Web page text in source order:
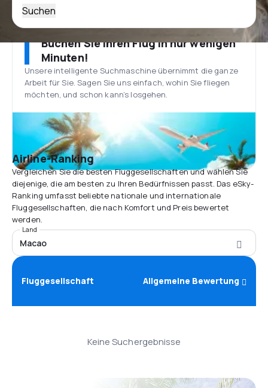
Suchen
Buchen Sie Ihren Flug in nur wenigen
Minuten!
Unsere intelligente Suchmaschine übernimmt die ganze
Arbeit für Sie. Sagen Sie uns einfach, wohin Sie fliegen
möchten, und schon kann’s losgehen.
Airline-Ranking
Vergleichen Sie die besten Fluggesellschaften und wählen Sie
diejenige, die am besten zu Ihren Bedürfnissen passt. Das eSky-
Ranking umfasst beliebte nationale und internationale
Fluggesellschaften, die nach Komfort und Preis bewertet
werden.
Land
Macao
Fluggesellschaft Allgemeine Bewertung
Keine Suchergebnisse